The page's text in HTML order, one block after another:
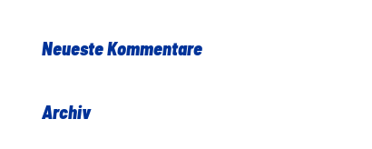
Neueste Kommentare
Archiv